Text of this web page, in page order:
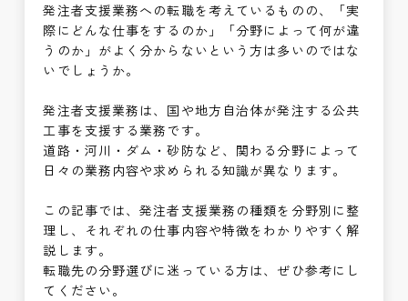
発注者支援業務への転職を考えているものの、「実
際にどんな仕事をするのか」「分野によって何が違
うのか」がよく分からないという方は多いのではな
いでしょうか。
発注者支援業務は、国や地方自治体が発注する公共
工事を支援する業務です。
道路・河川・ダム・砂防など、関わる分野によって
日々の業務内容や求められる知識が異なります。
この記事では、発注者支援業務の種類を分野別に整
理し、それぞれの仕事内容や特徴をわかりやすく解
説します。
転職先の分野選びに迷っている方は、ぜひ参考にし
てください。